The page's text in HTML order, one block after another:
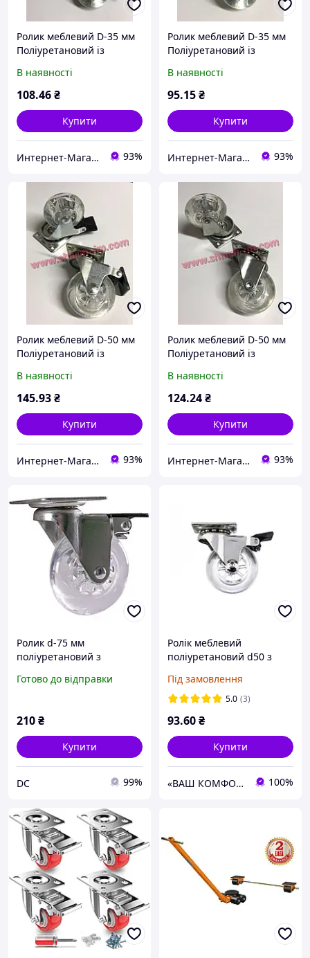
Ролик меблевий D-35 мм
Поліуретановий із
Стопором
В наявності
108.46₴
Купити
Интернет-Магазин "Шарм" 93%
Ролик меблевий D-35 мм
Поліуретановий із
В наявності
95.15₴
Купити
Интернет-Магазин "Шарм" 93%
Ролик меблевий D-50 мм
Поліуретановий із
Стопором
В наявності
145.93₴
Купити
Интернет-Магазин "Шарм" 93%
Ролик меблевий D-50 мм
Поліуретановий із
В наявності
124.24₴
Купити
Интернет-Магазин "Шарм" 93%
Ролик d-75 мм
поліуретановий з
ДС
Готово до відправки
210₴
Купити
DC 99%
Ролік меблевий
поліуретановий d50 з
Під замовлення
5.0 (3)
93.60₴
Купити
«ВАШ КОМФОРТ» Меблева фурнітура 100%